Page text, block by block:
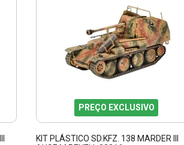
PREÇO EXCLUSIVO
KIT PLÁSTICO SD.KFZ. 138 MARDER III